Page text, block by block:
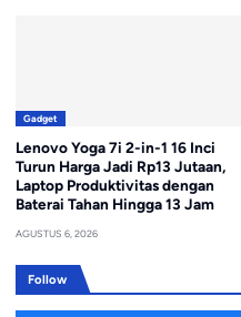
Gadget
Lenovo Yoga 7i 2-in-1 16 Inci
Turun Harga Jadi Rp13 Jutaan,
Laptop Produktivitas dengan
Baterai Tahan Hingga 13 Jam
AGUSTUS 6, 2026
Follow